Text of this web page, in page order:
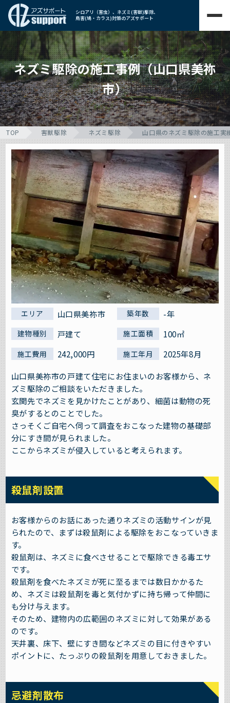
シロアリ（害虫）、ネズミ(害獣)駆除、
鳥害(鳩・カラス)対策のアズサポート
ネズミ駆除の施工事例（山口県美祢
市）
TOP 害獣駆除 ネズミ駆除 山口県のネズミ駆除の施工実
エリア 山口県美祢市 築年数 -年
建物種別 戸建て 施工面積 100㎡
施工費用 242,000円 施工年月
2025年8月
山口県美祢市の戸建て住宅にお住まいのお客様から、ネ
ズミ駆除のご相談をいただきました。
玄関先でネズミを見かけたことがあり、細菌は動物の死
臭がするとのことでした。
さっそくご自宅へ伺って調査をおこなった建物の基礎部
分にすき間が見られました。
ここからネズミが侵入していると考えられます。
殺鼠剤設置
お客様からのお話にあった通りネズミの活動サインが見
られたので、まずは殺鼠剤による駆除をおこなっていきま
す。
殺鼠剤は、ネズミに食べさせることで駆除できる毒エサ
です。
殺鼠剤を食べたネズミが死に至るまでは数日かかるた
め、ネズミは殺鼠剤を毒と気付かずに持ち帰って仲間に
も分け与えます。
そのため、建物内の広範囲のネズミに対して効果がある
のです。
天井裏、床下、壁にすき間などネズミの目に付きやすい
ポイントに、たっぷりの殺鼠剤を用意しておきました。
忌避剤散布